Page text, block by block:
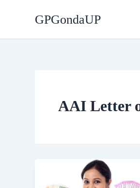
GPGondaUP
AAI Letter